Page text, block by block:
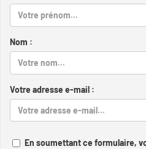
Nom :
Votre adresse e-mail :
En soumettant ce formulaire,